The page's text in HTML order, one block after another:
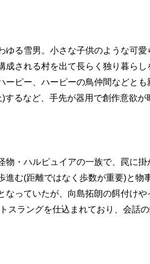
ゆる雪男。小さな子供のような可愛
される村を出て長らく独り暮らし
ピー、ハーピーの鳥仲間などとも
るなど、手先が器用で創作意欲が
物・ハルピュイアの一族で、罠に掛
進む(距離ではなく歩数が重要)と物
っていたが、向島拓朗の餌付けや
スラングを仕込まれており、会話の